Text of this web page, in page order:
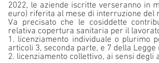
2022, le aziende iscritte verseranno in
euro) riferita al mese di interruzione del
Va precisato che le cosiddette
relativa copertura sanitaria per il
1. licenziamento individuale o plurimo
articoli 3, seconda parte, e 7 della Legge
2. licenziamento collettivo, ai sensi degli